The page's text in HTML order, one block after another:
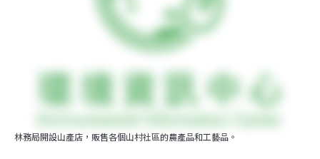
林務局開設山產店，販售各個山村社區的農產品和工藝品。